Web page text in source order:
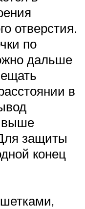
отверстия.
по
дальше
в
выше
защиты
конец